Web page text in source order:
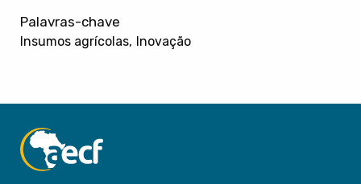
Palavras-chave
Insumos agrícolas Inovação